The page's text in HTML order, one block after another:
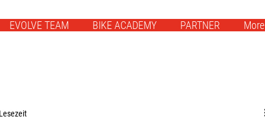
EVOLVE TEAM BIKE ACADEMY PARTNER More